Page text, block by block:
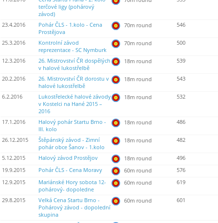
terčové ligy (pohárový
závod)
23.4.2016
Pohár ČLS - 1.kolo - Cena
Prostějova
70m round 546
25.3.2016
Kontrolní závod
reprezentace - SC Nymburk
70m round 500
12.3.2016
26. Mistrovství ČR dospělých
v halové lukostřelbě
18m round 539
20.2.2016
26. Mistrovství ČR dorostu v
halové lukostřelbě
18m round 543
6.2.2016
Lukostřelecké halové závody
v Kostelci na Hané 2015 –
2016
18m round 532
17.1.2016
Halový pohár Startu Brno -
III. kolo
18m round 486
26.12.2015
Štěpánský závod - Zimní
pohár obce Šanov - 1.kolo
18m round 482
5.12.2015 Halový závod Prostějov 18m round
496
19.9.2015
Pohár ČLS - Cena Moravy 60m round
576
12.9.2015
Mariánské Hory sobota 12-
pohárový- dopoledne
60m round 619
29.8.2015
Velká Cena Startu Brno -
Pohárový závod - dopolední
skupina
60m round 601